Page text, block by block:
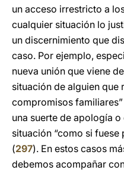
un acceso irrestricto a
cualquier situación lo
un discernimiento que
caso. Por ejemplo,
nueva unión que viene
situación de alguien que
compromisos familiares”
una suerte de apología
situación “como si
(297). En estos casos
debemos acompañar